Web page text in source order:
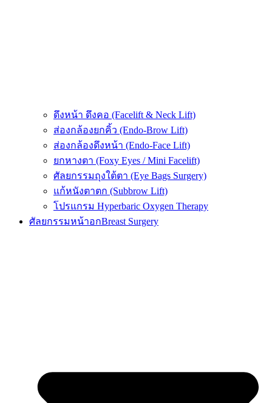
ดึงหน้า ดึงคอ (Facelift & Neck Lift)
ส่องกล้องยกคิ้ว (Endo-Brow Lift)
ส่องกล้องดึงหน้า (Endo-Face Lift)
ยกหางตา (Foxy Eyes / Mini Facelift)
ศัลยกรรมถุงใต้ตา (Eye Bags Surgery)
แก้หนังตาตก (Subbrow Lift)
โปรแกรม Hyperbaric Oxygen Therapy
ศัลยกรรมหน้าอกBreast Surgery